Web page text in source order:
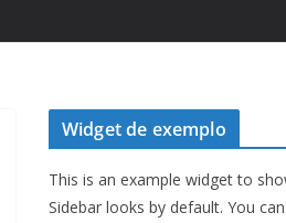
Widget de exemplo
This is an example widget to
Sidebar looks by default. You